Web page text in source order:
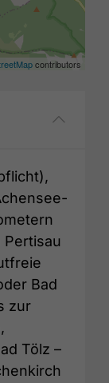
contributors
Pertisau
Bad
zur
Tölz –